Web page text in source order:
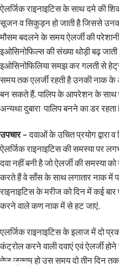
ऐलर्जिक राइनाइटिस के साथ दमे की
सूजन व सिकुड़न हो जाती है जिससे
मौसम बदलने के समय ऐलर्जी की
इओसिनोफिल्स की संख्या थोड़ी बढ़
इओसिनोफिलिया समझ कर गलती से
समय तक एलर्जी रहती है उनकी नाक के
बन सकते हैं. पालिप के आपरेशन के साथ
अन्यथा दुबारा पालिप बनने का डर रहता
उपचार –दवाओं के उचित प्रयोग
ऐलर्जिक राइनाइटिस की समस्या पर
दवा नहीं बनी है जो ऐलर्जी की समस्या
करते हैं वे साँस के साथ लगातार नाक में
राइनाइटिस के मरीज को दिन में कई
करने वाले कण नाक में से हट जाएं.
एलर्जिक राइनाइटिस के इलाज में दो
कंट्रोल करने वाली दवाएं एवं ऐलर्जी
तेज जुकाम हो उस समय दो तीन दिन तक